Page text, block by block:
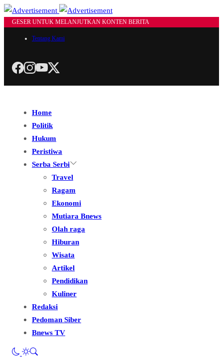
GESER UNTUK MELANJUTKAN KONTEN BERITA
Tentang Kami
Home
Politik
Hukum
Peristiwa
Serba Serbi
Travel
Ragam
Ekonomi
Mutiara Bnews
Olah raga
Hiburan
Wisata
Artikel
Pendidikan
Kuliner
Redaksi
Pedoman Siber
Bnews TV